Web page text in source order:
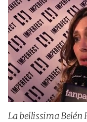
La bellissima Belén